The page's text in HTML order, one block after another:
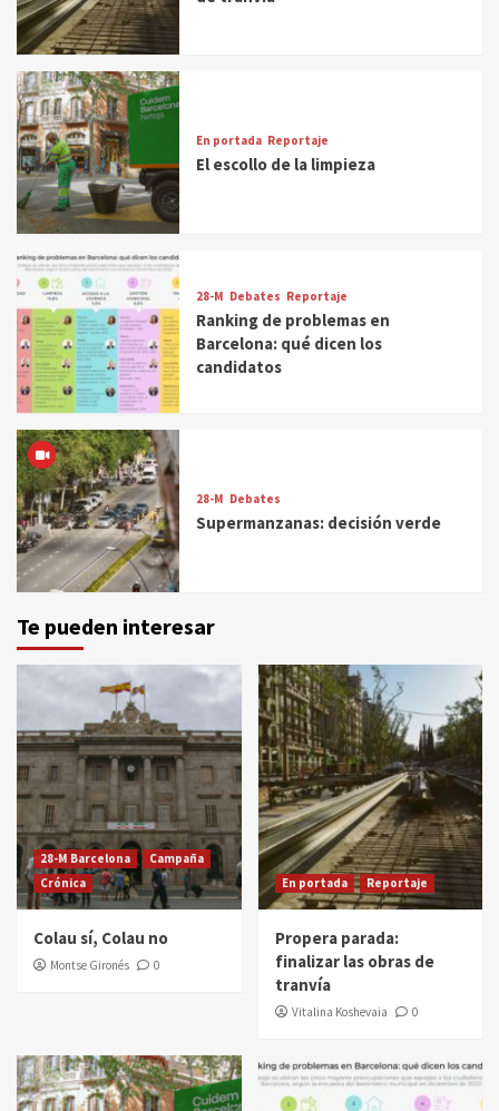
En portada Reportaje
El escollo de la limpieza
28-M Debates Reportaje
Ranking de problemas en
Barcelona: qué dicen los
candidatos
28-M Debates
Supermanzanas: decisión verde
Te pueden interesar
28-M Barcelona
Campaña
Crónica
Colau sí, Colau no
Montse Gironés 0
En portada Reportaje
Propera parada:
finalizar las obras de
tranvía
Vitalina Koshevaia 0